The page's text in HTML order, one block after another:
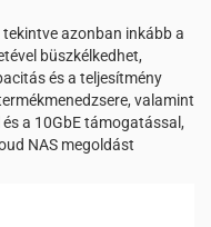
tekintve azonban inkább a
büszkélkedhet,
és a teljesítmény
valamint
a 10GbE támogatással,
NAS megoldást